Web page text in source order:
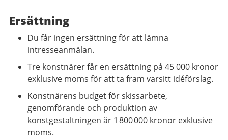
Ersättning
Du får ingen ersättning för att lämna
intresseanmälan.
Tre konstnärer får en ersättning på 45 000 kronor
exklusive moms för att ta fram varsitt idéförslag.
Konstnärens budget för skissarbete,
genomförande och produktion av
konstgestaltningen är 1 800 000 kronor exklusive
moms.